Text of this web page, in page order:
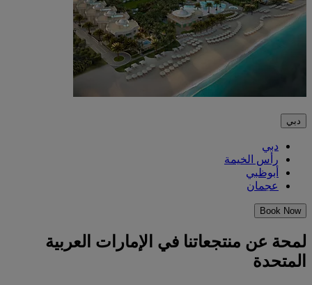
دبي
دبي
رأس الخيمة
أبوظبي
عجمان
Book Now
لمحة عن منتجعاتنا في الإمارات العربية
المتحدة